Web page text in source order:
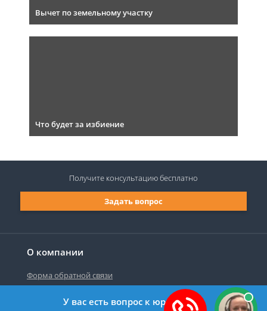
Вычет по земельному участку
Что будет за избиение
О компании
Форма обратной связи
Задать вопрос
Получите консультациюбесплатно
У вас есть вопрос к юристу?